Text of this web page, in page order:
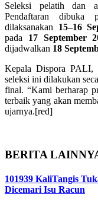
Seleksi pelatih dan
Pendaftaran dibuka
dilaksanakan 15–16
pada 17 September
dijadwalkan 18
Kepala Dispora PALI,
seleksi ini dilakukan
final. “Kami berharap
terbaik yang akan
ujarnya.[red]
BERITA
101939 KaliTangis
Dicemari Isu Racun